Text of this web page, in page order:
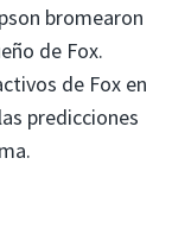
bromearon
de Fox.
de Fox en
predicciones